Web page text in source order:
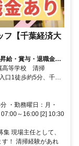
フ【千葉経済大
給・賞与・退職金あ
高等学校 清掃
口1徒歩約5分、千葉
ＪＲ総武本線 西千
・勤務曜日：月・
～16:00 [2] 10:30
現場主任として、
！ 清掃経験があれ